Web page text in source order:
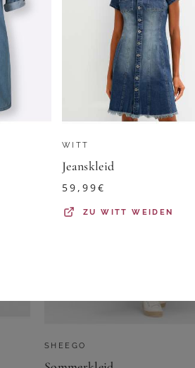
SHEEGO
WITT
Jeanskleid
59,99€
ZUWITT WEIDEN